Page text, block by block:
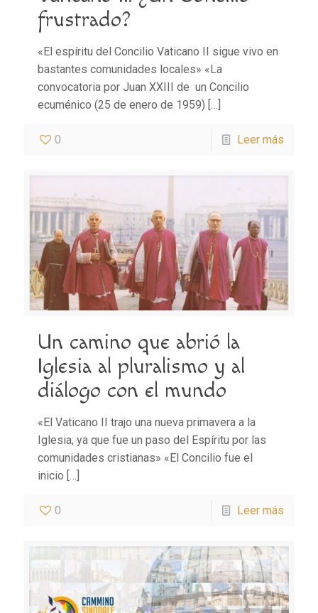
frustrado?
«El espíritu del Concilio Vaticano II sigue vivo en
bastantes comunidades locales» «La
convocatoria por Juan XXIII de un Concilio
ecuménico (25 de enero de 1959) […]
0 Leer más
Un camino que abrió la
Iglesia al pluralismo y al
diálogo con el mundo
«El Vaticano II trajo una nueva primavera a la
Iglesia, ya que fue un paso del Espíritu por las
comunidades cristianas» «El Concilio fue el
inicio […]
0 Leer más